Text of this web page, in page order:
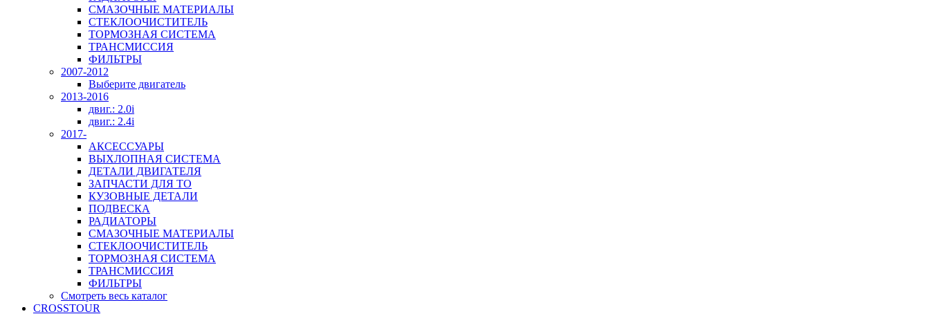
СМАЗОЧНЫЕ МАТЕРИАЛЫ
СТЕКЛООЧИСТИТЕЛЬ
ТОРМОЗНАЯ СИСТЕМА
ТРАНСМИССИЯ
ФИЛЬТРЫ
2007-2012
Выберите двигатель
2013-2016
двиг.: 2.0i
двиг.: 2.4i
2017-
АКСЕССУАРЫ
ВЫХЛОПНАЯ СИСТЕМА
ДЕТАЛИ ДВИГАТЕЛЯ
ЗАПЧАСТИ ДЛЯ ТО
КУЗОВНЫЕ ДЕТАЛИ
ПОДВЕСКА
РАДИАТОРЫ
СМАЗОЧНЫЕ МАТЕРИАЛЫ
СТЕКЛООЧИСТИТЕЛЬ
ТОРМОЗНАЯ СИСТЕМА
ТРАНСМИССИЯ
ФИЛЬТРЫ
Смотреть весь каталог
CROSSTOUR